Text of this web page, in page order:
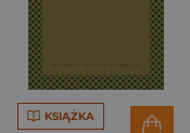
KSIĄŻKA